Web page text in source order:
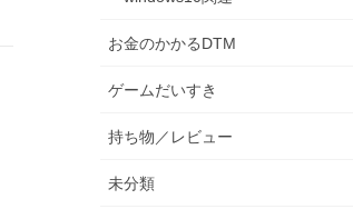
お金のかかるDTM
ゲームだいすき
持ち物／レビュー
未分類